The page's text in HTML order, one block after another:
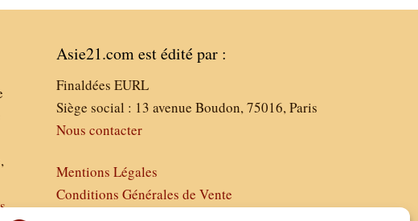
Asie21.com est édité par :
Finaldées EURL
Siège social : 13 avenue Boudon, 75016, Paris
Nous contacter
Mentions Légales
Conditions Générales de Vente